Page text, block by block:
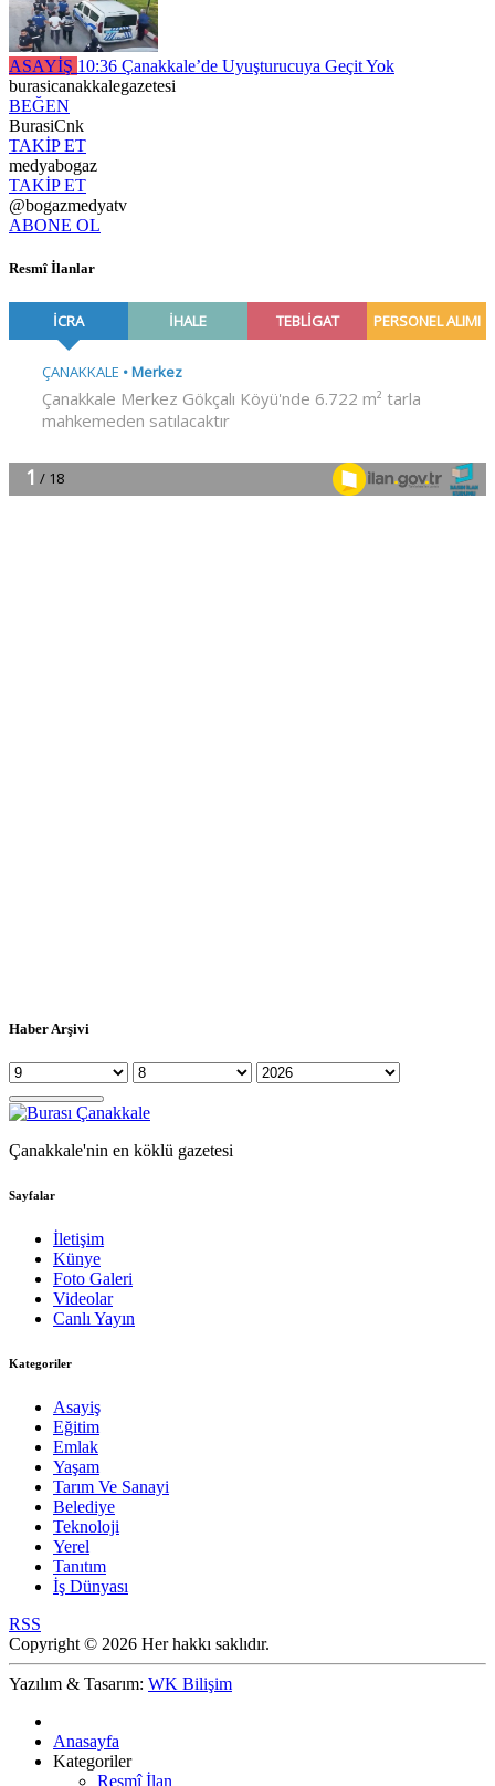
ASAYİŞ 10:36 Çanakkale’de Uyuşturucuya Geçit Yok
burasicanakkalegazetesi
BEĞEN
BurasiCnk
TAKİP ET
medyabogaz
TAKİP ET
@bogazmedyatv
ABONE OL
Resmî İlanlar
Haber Arşivi
Çanakkale'nin en köklü gazetesi
Sayfalar
İletişim
Künye
Foto Galeri
Videolar
Canlı Yayın
Kategoriler
Asayiş
Eğitim
Emlak
Yaşam
Tarım Ve Sanayi
Belediye
Teknoloji
Yerel
Tanıtım
İş Dünyası
RSS
Copyright © 2026 Her hakkı saklıdır.
Yazılım & Tasarım: WK Bilişim
Anasayfa
Kategoriler
Resmî İlan